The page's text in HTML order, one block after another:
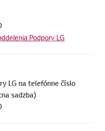
Podpory LG
LG na telefónne číslo
sadzba)